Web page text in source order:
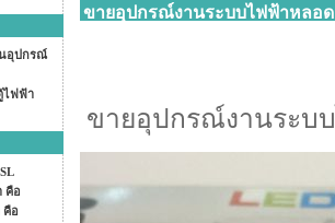
อุปกรณ์
ไฟฟ้า
คือ
คือ
ขายอุปกรณ์งานระบบไฟฟ้าหลอ
ขายอุปกรณ์งานระบ